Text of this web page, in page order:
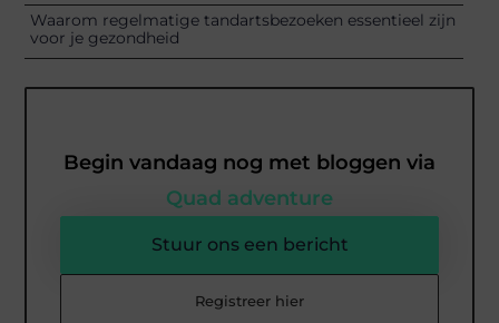
Waarom regelmatige tandartsbezoeken essentieel zijn
voor je gezondheid
Begin vandaag nog met bloggen via
Quad adventure
Stuur ons een bericht
Registreer hier